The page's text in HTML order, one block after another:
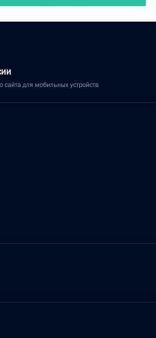
сайта для мобильных устройств